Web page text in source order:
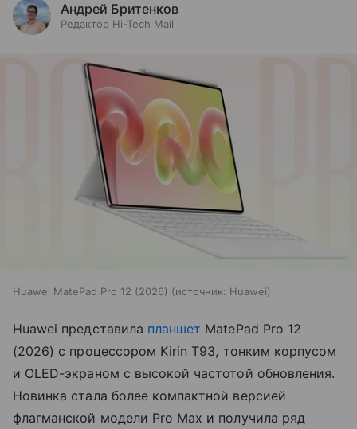
Андрей Бритенков
Редактор Hi-Tech Mail
Huawei MatePad Pro 12 (2026) источник: Huawei
Huawei представила планшет MatePad Pro 12
(2026) с процессором Kirin T93, тонким корпусом
и OLED-экраном с высокой частотой обновления.
Новинка стала более компактной версией
флагманской модели Pro Max и получила ряд